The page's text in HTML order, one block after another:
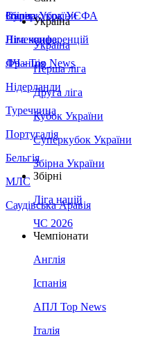
Збірна України
Італія
Німеччина
Франція
Нідерланди
Туреччина
Португалія
Бельгія
МЛС
Саудівська Аравія
Суперкубок УЄФА
Ліга конференцій
ЛЧ - Top News
Україна
Україна
Перша ліга
Друга ліга
Кубок України
Суперкубок України
Збірна України
Збірні
Ліга націй
ЧС 2026
Чемпіонати
Англія
Іспанія
АПЛ Top News
Італія